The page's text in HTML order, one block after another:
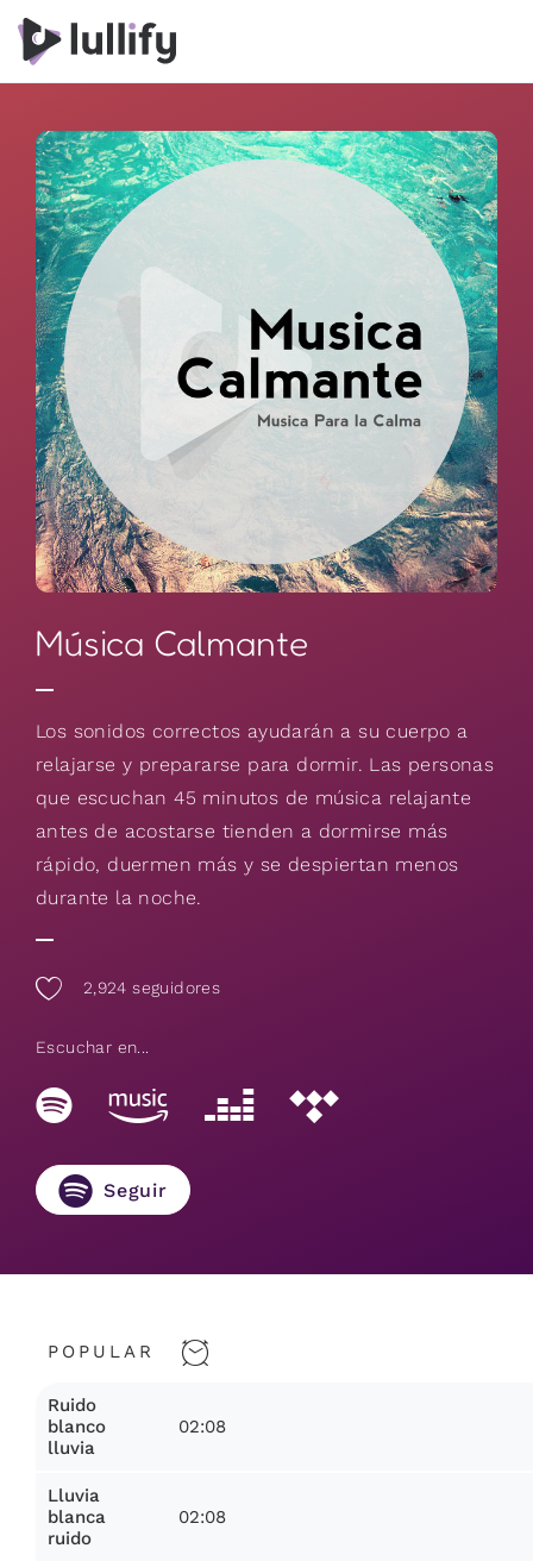
Música Calmante
Los sonidos correctos ayudarán a su cuerpo a
relajarse y prepararse para dormir. Las personas
que escuchan 45 minutos de música relajante
antes de acostarse tienden a dormirse más
rápido, duermen más y se despiertan menos
durante la noche.
2,924 seguidores
Escuchar en...
Seguir
POPULAR
Ruido
blanco
lluvia
02:08
Lluvia
blanca
ruido
02:08